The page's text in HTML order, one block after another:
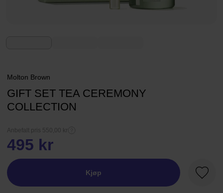
Molton Brown
GIFT SET TEA CEREMONY
COLLECTION
Anbefalt pris 550,00 kr
495 kr
Kjøp